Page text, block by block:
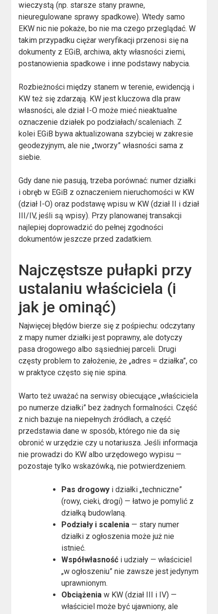
wieczystą (np. starsze stany prawne,
nieuregulowane sprawy spadkowe). Wtedy samo
EKW nic nie pokaże, bo nie ma czego przeglądać. W
takim przypadku ciężar weryfikacji przenosi się na
dokumenty z EGiB, archiwa, akty własności ziemi,
postanowienia spadkowe i inne podstawy nabycia.
Rozbieżności między stanem w terenie, ewidencją i
KW też się zdarzają. KW jest kluczowa dla praw
własności, ale dział I-O może mieć nieaktualne
oznaczenie działek po podziałach/scaleniach. Z
kolei EGiB bywa aktualizowana szybciej w zakresie
geodezyjnym, ale nie „tworzy” własności sama z
siebie.
Gdy dane nie pasują, trzeba porównać: numer działki
i obręb w EGiB z oznaczeniem nieruchomości w KW
(dział I-O) oraz podstawę wpisu w KW (dział II i dział
III/IV, jeśli są wpisy). Przy planowanej transakcji
najlepiej doprowadzić do pełnej zgodności
dokumentów jeszcze przed zadatkiem.
Najczęstsze pułapki przy
ustalaniu właściciela (i
jak je ominąć)
Najwięcej błędów bierze się z pośpiechu: odczytany
z mapy numer działki jest poprawny, ale dotyczy
pasa drogowego albo sąsiedniej parceli. Drugi
częsty problem to założenie, że „adres = działka”, co
w praktyce często się nie spina.
Warto też uważać na serwisy obiecujące „właściciela
po numerze działki” bez żadnych formalności. Część
z nich bazuje na niepełnych źródłach, a część
przedstawia dane w sposób, którego nie da się
obronić w urzędzie czy u notariusza. Jeśli informacja
nie prowadzi do KW albo urzędowego wypisu —
pozostaje tylko wskazówką, nie potwierdzeniem.
Pas drogowy i działki „techniczne”
(rowy, cieki, drogi) — łatwo je pomylić z
działką budowlaną.
Podziały i scalenia — stary numer
działki z ogłoszenia może już nie
istnieć.
Współwłasność i udziały — właściciel
„w ogłoszeniu” nie zawsze jest jedynym
uprawnionym.
Obciążenia w KW (dział III i IV) —
właściciel może być ujawniony, ale